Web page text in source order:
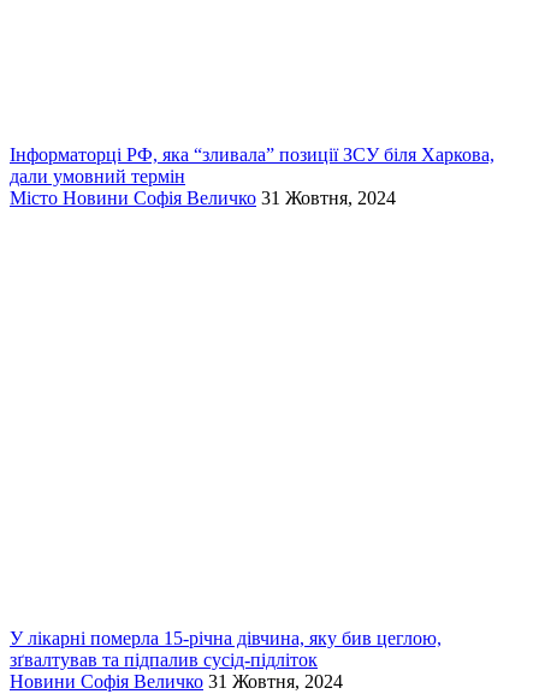
Інформаторці РФ, яка “зливала” позиції ЗСУ біля Харкова,
дали умовний термін
Місто Новини Софія Величко 31 Жовтня, 2024
У лікарні померла 15-річна дівчина, яку бив цеглою,
зґвалтував та підпалив сусід-підліток
Новини Софія Величко 31 Жовтня, 2024